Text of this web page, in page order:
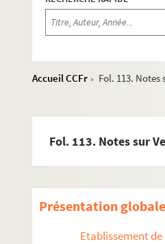
Accueil CCFr >
Fol. 113. Notes
Fol. 113. Notes sur
Présentation
Etablissement de